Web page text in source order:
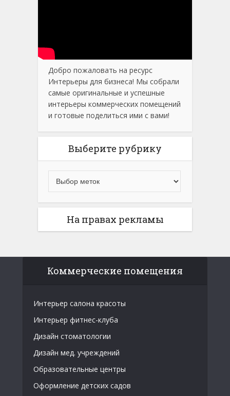
Добро пожаловать на ресурс
Интерьеры для бизнеса! Мы собрали
самые оригинальные и успешные
интерьеры коммерческих помещений
и готовые поделиться ими с вами!
Выберите рубрику
На правах рекламы
Коммерческие помещения
Интерьер салона красоты
Интерьер фитнес-клуба
Дизайн стоматологии
Дизайн мед. учреждений
Образовательные центры
Оформление детских садов